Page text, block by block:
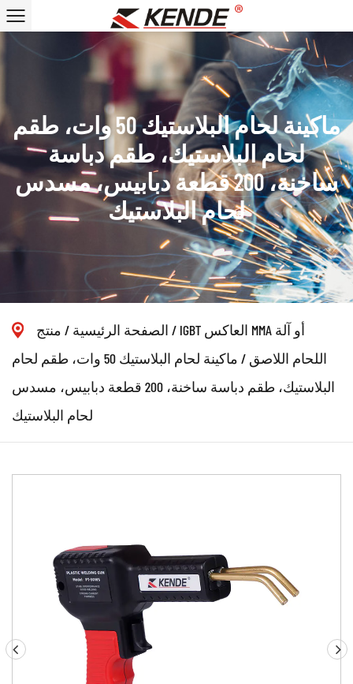
ماكينة لحام البلاستيك 50 وات، طقم
لحام البلاستيك، طقم دباسة
ساخنة، 200 قطعة دبابيس، مسدس
لحام البلاستيك
الصفحة الرئيسية / منتج / IGBT العاكس MMA أو آلة
اللحام اللاصق /
ماكينة لحام البلاستيك 50 وات، طقم لحام
البلاستيك، طقم دباسة ساخنة، 200 قطعة دبابيس، مسدس
لحام البلاستيك